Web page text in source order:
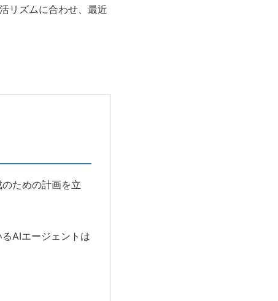
リズムに合わせ、最近
ための計画を立
AIエージェントは